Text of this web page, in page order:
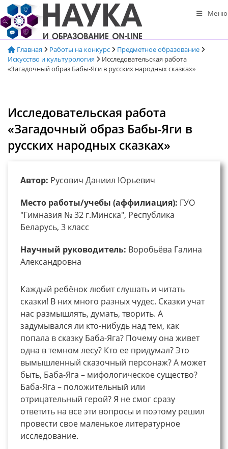
Перейти
к
содержимому
Меню
Главная Работы на конкурс
Предметное образование
Искусство и культурология
Исследовательская работа
«Загадочный образ Бабы-Яги в русских народных сказках»
Исследовательская работа
«Загадочный образ Бабы-Яги в
русских народных сказках»
Автор: Русович Даниил Юрьевич
Место работы/учебы (аффилиация): ГУО
"Гимназия № 32 г.Минска", Республика
Беларусь, 3 класс
Научный руководитель: Воробьёва Галина
Александровна
Каждый ребёнок любит слушать и читать
сказки! В них много разных чудес. Сказки учат
нас размышлять, думать, творить. А
задумывался ли кто-нибудь над тем, как
попала в сказку Баба-Яга? Почему она живет
одна в темном лесу? Кто ее придумал? Это
вымышленный сказочный персонаж? А может
быть, Баба-Яга – мифологическое существо?
Баба-Яга – положительный или
отрицательный герой? Я не смог сразу
ответить на все эти вопросы и поэтому решил
провести свое маленькое литературное
исследование.